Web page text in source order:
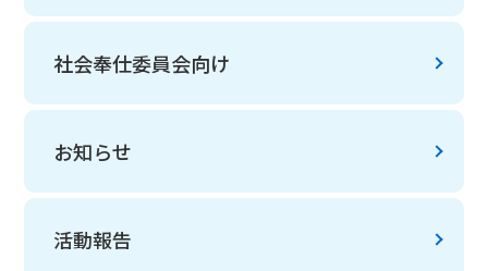
社会奉仕委員会向け
お知らせ
活動報告